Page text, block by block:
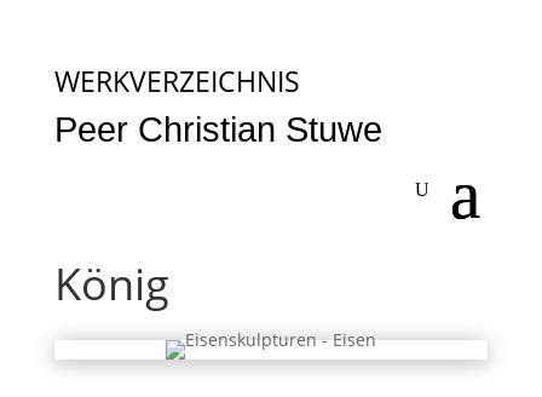
WERKVERZEICHNIS
Peer Christian Stuwe
König